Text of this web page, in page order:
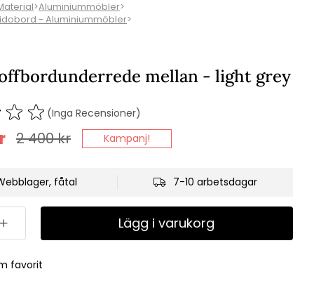
>Aluminiummöbler>
- Aluminiummöbler>
mellan - light grey
(Inga Recensioner)
2 400kr Kampanj!
fåtal 7-10 arbetsdagar
Lägg i varukorg
favorit